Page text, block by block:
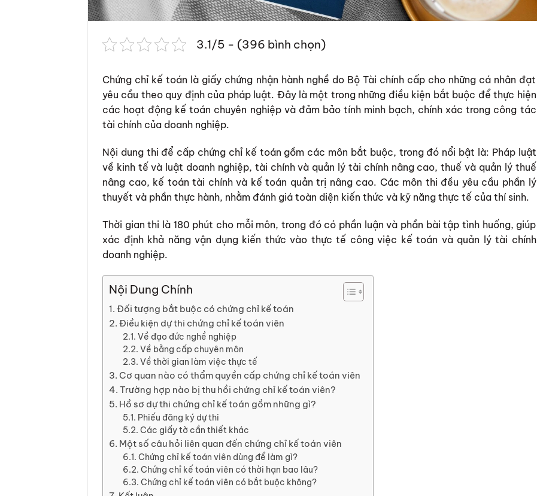
3.1/5 - (396 bình chọn)
Chứng chỉ kế toán là giấy chứng nhận hành nghề do Bộ Tài chính cấp cho những cá nhân đạt
yêu cầu theo quy định của pháp luật. Đây là một trong những điều kiện bắt buộc để thực hiện
các hoạt động kế toán chuyên nghiệp và đảm bảo tính minh bạch, chính xác trong công tác
tài chính của doanh nghiệp.
Nội dung thi để cấp chứng chỉ kế toán gồm các môn bắt buộc, trong đó nổi bật là: Pháp luật
về kinh tế và luật doanh nghiệp, tài chính và quản lý tài chính nâng cao, thuế và quản lý thuế
nâng cao, kế toán tài chính và kế toán quản trị nâng cao. Các môn thi đều yêu cầu phần lý
thuyết và phần thực hành, nhằm đánh giá toàn diện kiến thức và kỹ năng thực tế của thí sinh.
Thời gian thi là 180 phút cho mỗi môn, trong đó có phần luận và phần bài tập tình huống, giúp
xác định khả năng vận dụng kiến thức vào thực tế công việc kế toán và quản lý tài chính
doanh nghiệp.
Nội Dung Chính
Đối tượng bắt buộc có chứng chỉ kế toán
Điều kiện dự thi chứng chỉ kế toán viên
Về đạo đức nghề nghiệp
Về bằng cấp chuyên môn
Về thời gian làm việc thực tế
Cơ quan nào có thẩm quyền cấp chứng chỉ kế toán viên
Trường hợp nào bị thu hồi chứng chỉ kế toán viên?
Hồ sơ dự thi chứng chỉ kế toán gồm những gì?
Phiếu đăng ký dự thi
Các giấy tờ cần thiết khác
Một số câu hỏi liên quan đến chứng chỉ kế toán viên
Chứng chỉ kế toán viên dùng để làm gì?
Chứng chỉ kế toán viên có thời hạn bao lâu?
Chứng chỉ kế toán viên có bắt buộc không?